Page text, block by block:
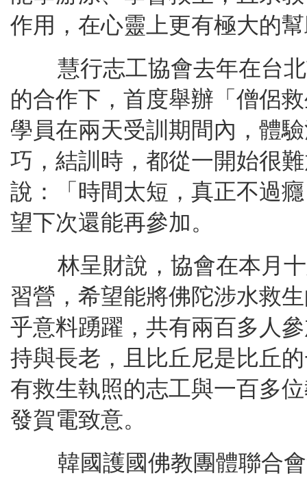
作用，在心靈上更有極大的
慧行志工協會去年在台北
的合作下，首度舉辦「僧侶
學員在兩天受訓期間內，體
巧，結訓時，都從一開始很
說：「時間太短，真正不過
望下次還能再參加。
林呈財說，協會在本月十
習營，希望能將佛陀涉水救
乎意料踴躍，共有兩百多人
持與長老，且比丘尼是比丘
有救生執照的志工與一百多
發賀電致意。
韓國護國佛教團體聯合會